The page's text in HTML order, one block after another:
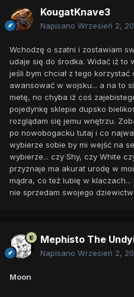
KougatKnave3
Napisano Wrzesień 2,
Wchodzę o szatni i zostawiam
udaje się do środka. Widać iż to
jeśli bym chciał z tego korzystać
awansować w wojsku... a na to
metę, no chyba iż coś
pojedynkę sklepie dupsko
rozglądam się jemu wnętrzu.
po nowobogacku tutaj i co
wybierze sobie by mi wejść na
wybierze... czy Shy, czy White
przyznaje ma akurat urodę w
mądra, co też lubię w
nie sprzedam swojego
Mephisto The
Napisano Wrzesień 2,
Moon